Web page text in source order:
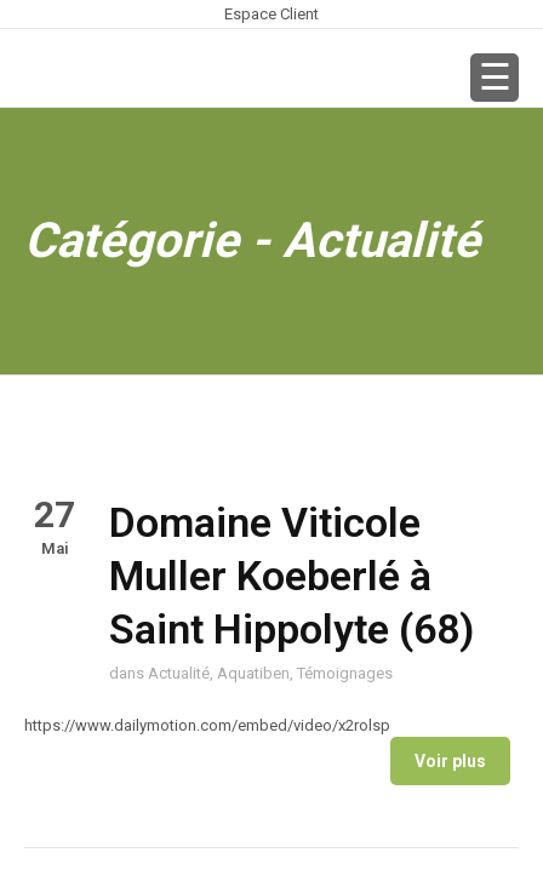
Espace Client
Catégorie - Actualité
27
Mai
Domaine Viticole
Muller Koeberlé à
Saint Hippolyte (68)
dans Actualité, Aquatiben, Témoignages
https://www.dailymotion.com/embed/video/x2rolsp
Voir plus